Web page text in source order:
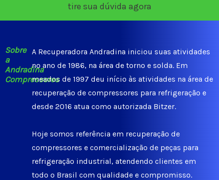
tire sua dúvida agora
Sobre
a
Andradina
Compressores
A Recuperadora Andradina iniciou suas atividades
no ano de 1986, na área de torno e solda. Em
meados de 1997 deu início às atividades na área de
recuperação de compressores para refrigeração e
desde 2016 atua como autorizada Bitzer.
Hoje somos referência em recuperação de
compressores e comercialização de peças para
refrigeração industrial, atendendo clientes em
todo o Brasil com qualidade e compromisso.